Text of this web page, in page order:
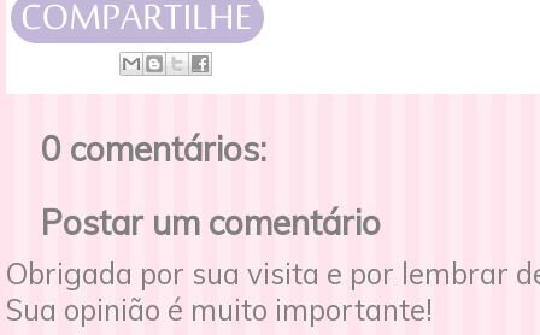
0 comentários:
Postar um comentário
Obrigada por sua visita e por lembrar
Sua opinião é muito importante!